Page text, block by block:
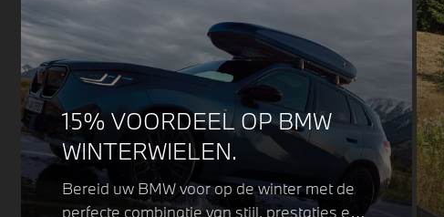
15% VOORDEEL OP BMW
WINTERWIELEN.
Bereid uw BMW voor op de winter met de
perfecte combinatie van stijl, prestaties en